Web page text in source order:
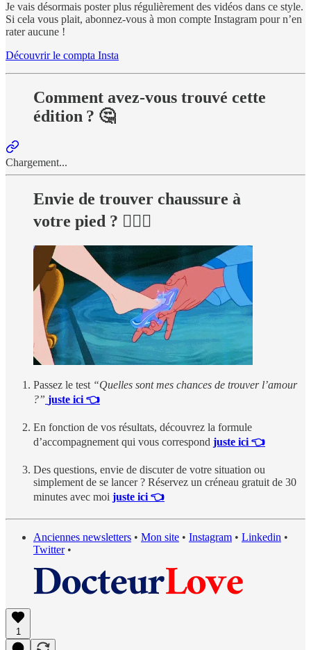
Je vais désormais poster plus régulièrement des vidéos dans ce style.
Si cela vous plait, abonnez-vous à mon compte Instagram pour n’en
rater aucune !
Découvrir le compta Insta
Comment avez-vous trouvé cette
édition ? 🤔
Chargement...
Envie de trouver chaussure à
votre pied ? 👩‍❤️‍👨
Passez le test “Quelles sont mes chances de trouver l’amour
?” juste ici 👈
En fonction de vos résultats, découvrez la formule
d’accompagnement qui vous correspond juste ici 👈
Des questions, envie de discuter de votre situation ou
simplement de se lancer ? Réservez un créneau gratuit de 30
minutes avec moi juste ici 👈
Anciennes newsletters • Mon site • Instagram • Linkedin •
Twitter•
1